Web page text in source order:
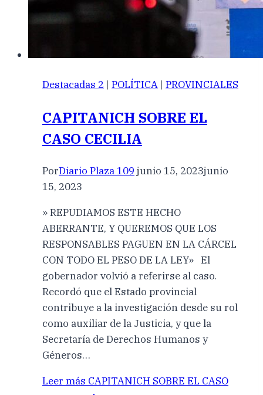
Destacadas 2 | POLÍTICA | PROVINCIALES
CAPITANICH SOBRE EL
CASO CECILIA
PorDiario Plaza 109 junio 15, 2023junio
15, 2023
» REPUDIAMOS ESTE HECHO
ABERRANTE, Y QUEREMOS QUE LOS
RESPONSABLES PAGUEN EN LA CÁRCEL
CON TODO EL PESO DE LA LEY» El
gobernador volvió a referirse al caso.
Recordó que el Estado provincial
contribuye a la investigación desde su rol
como auxiliar de la Justicia, y que la
Secretaría de Derechos Humanos y
Géneros…
Leer más CAPITANICH SOBRE EL CASO